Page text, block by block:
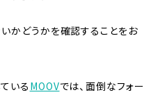
かどうかを確認することをお
いる MOOVでは、面倒なフォー